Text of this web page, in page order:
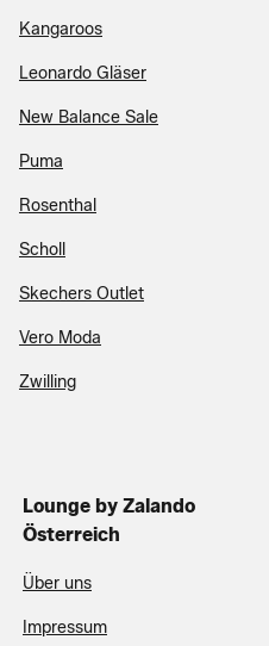
Kangaroos
Leonardo Gläser
New Balance Sale
Puma
Rosenthal
Scholl
Skechers Outlet
Vero Moda
Zwilling
Lounge by Zalando
Österreich
Über uns
Impressum